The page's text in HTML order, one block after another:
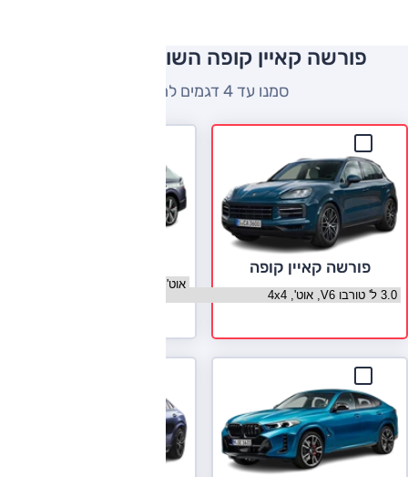
פורשה קאיין קופה השוואה למתחרים
סמנו עד 4 דגמים להשוואה
פורשה קאיין קופה
בחר גרסה פורשה קאיין קופה
בחר גרסה ג'נסיס GV80 קופה